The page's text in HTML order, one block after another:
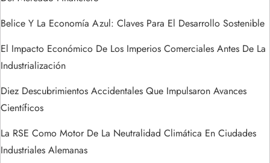
r
a
d
a
s
Belice Y La Economía Azul: Claves Para El Desarrollo Sostenible
El Impacto Económico De Los Imperios Comerciales Antes De La
Industrialización
Diez Descubrimientos Accidentales Que Impulsaron Avances
Científicos
La RSE Como Motor De La Neutralidad Climática En Ciudades
Industriales Alemanas